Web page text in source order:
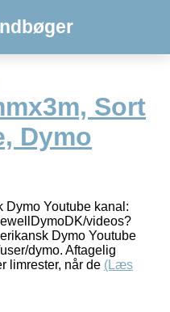
Sort
Dymo
Dymo Youtube kanal:
videos?
Dymo Youtube
dymo. Aftagelig
limrester, når de (Læs